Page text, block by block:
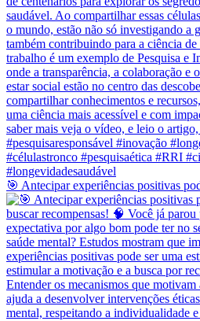
🎯 Antecipar experiências positivas